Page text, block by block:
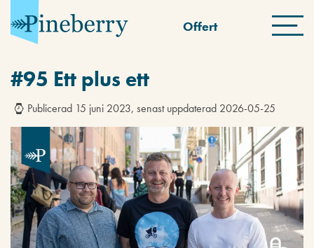
Offert
#95 Ett plus ett
Publicerad 15 juni 2023, senast uppdaterad 2026-05-25